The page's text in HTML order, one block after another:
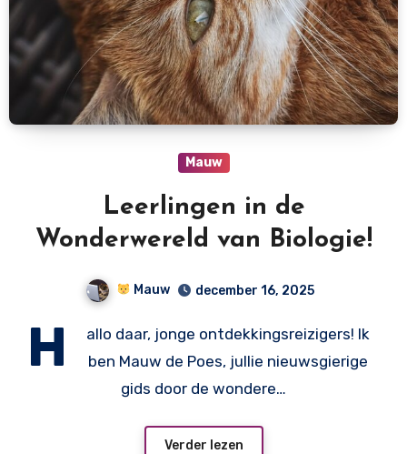
Mauw
Leerlingen in de
Wonderwereld van Biologie!
Mauw december 16, 2025
H
allo daar, jonge ontdekkingsreizigers! Ik
ben Mauw de Poes, jullie nieuwsgierige
gids door de wondere…
Verder lezen